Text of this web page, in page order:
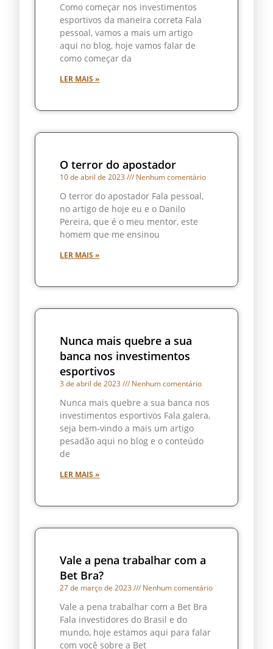
Como começar nos investimentos
esportivos da maneira correta Fala
pessoal, vamos a mais um artigo
aqui no blog, hoje vamos falar de
como começar da
LER MAIS »
O terror do apostador
10 de abril de 2023 Nenhum comentário
O terror do apostador Fala pessoal,
no artigo de hoje eu e o Danilo
Pereira, que é o meu mentor, este
homem que me ensinou
LER MAIS »
Nunca mais quebre a sua
banca nos investimentos
esportivos
3 de abril de 2023 Nenhum comentário
Nunca mais quebre a sua banca nos
investimentos esportivos Fala galera,
seja bem-vindo a mais um artigo
pesadão aqui no blog e o conteúdo
de
LER MAIS »
Vale a pena trabalhar com a
Bet Bra?
27 de março de 2023 Nenhum comentário
Vale a pena trabalhar com a Bet Bra
Fala investidores do Brasil e do
mundo, hoje estamos aqui para falar
com você sobre a Bet